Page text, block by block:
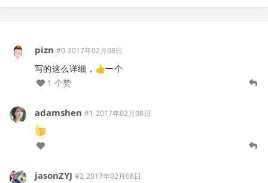
pizn #0 2017年02月08日
写的这么详细，👍一个
1 个赞
adamshen #1 2017年02月08日
jasonZYJ #2 2017年02月08日